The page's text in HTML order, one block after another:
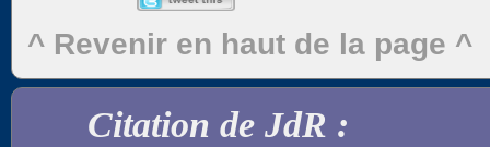
^ Revenir en haut de la page ^
Citation de JdR :